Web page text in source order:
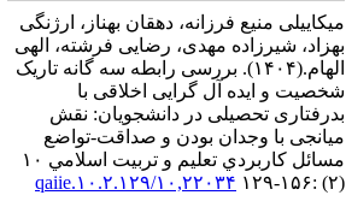
میکاییلی منیع فرزانه، دهقان بهناز، ارژنگی
بهزاد، شیرزاده مهدی، رضایی فرشته، الهی
الهام.(۱۴۰۴).
بررسی رابطه سه گانه تاریک
شخصیت و ایده آل گرایی اخلاقی با
بدرفتاری تحصیلی در دانشجویان: نقش
میانجی با وجدان بودن و صداقت-تواضع
مسائل كاربردي تعليم و تربيت اسلامي ۱۰
(۲) :۱۵۶-۱۲۹
۱۰,۲۲۰۳۴/qaiie.۱۰.۲.۱۲۹